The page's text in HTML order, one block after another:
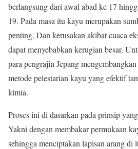
berlangsung dari awal abad ke 17
19. Pada masa itu kayu merupakan
penting. Dan kerusakan akibat cuaca
dapat menyebabkan kerugian besar.
para pengrajin Jepang
metode pelestarian kayu yang efektif
kimia.
Proses ini di dasarkan pada prinsip
Yakni dengan membakar permukaan
sehingga menciptakan lapisan arang di